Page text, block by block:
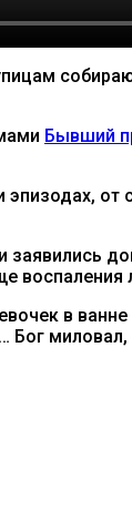
Бывший
эпизодах,
заявились
воспаления
в
Бог миловал,